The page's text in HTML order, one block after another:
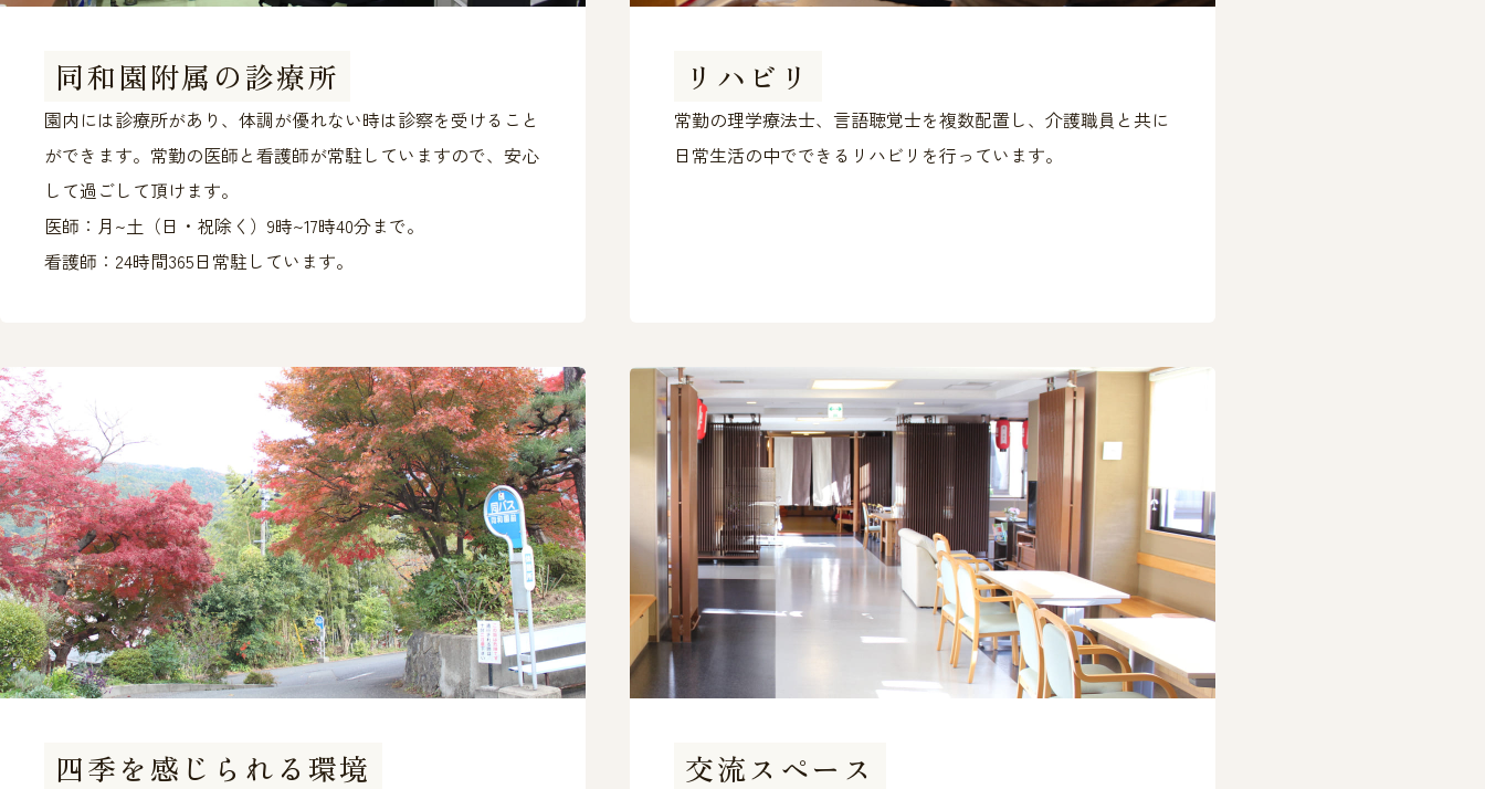
同和園附属の診療所
園内には診療所があり、体調が優れない時は診察を受けること
ができます。常勤の医師と看護師が常駐していますので、安心
して過ごして頂けます。
医師：月~土（日・祝除く）9時~17時40分まで。
看護師：24時間365日常駐しています。
リハビリ
常勤の理学療法士、言語聴覚士を複数配置し、介護職員と共に
日常生活の中でできるリハビリを行っています。
四季を感じられる環境 交流スペース